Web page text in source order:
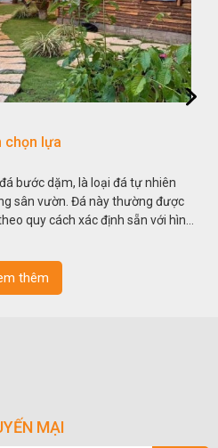
chọn lựa
bước dặm, là loại đá tự nhiên
sân vườn. Đá này thường được
quy cách xác định sẵn với hình
độ dày khác nhau.
thêm
MẠI